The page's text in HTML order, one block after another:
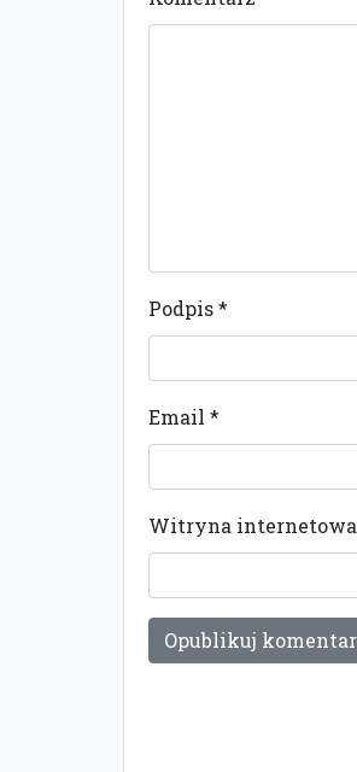
Podpis*
Email *
Witryna internetowa